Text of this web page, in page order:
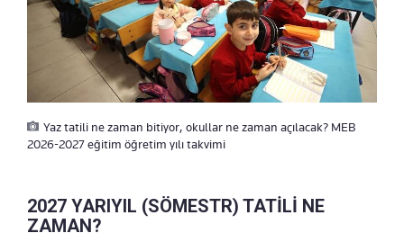
Yaz tatili ne zaman bitiyor, okullar ne zaman açılacak? MEB
2026-2027 eğitim öğretim yılı takvimi
2027 YARIYIL (SÖMESTR) TATİLİ NE
ZAMAN?